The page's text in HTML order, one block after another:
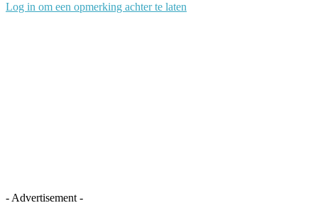
Log in om een opmerking achter te laten
- Advertisement -